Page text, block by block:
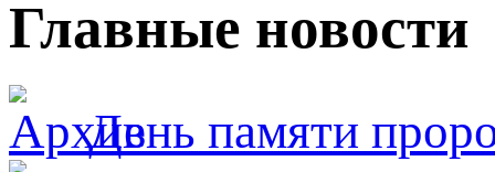
Главные новости
День памяти